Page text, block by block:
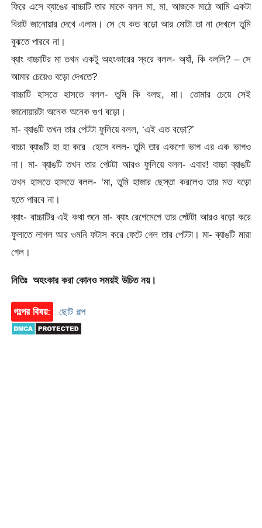
ফিরে এসে ব্যাঙের বাচ্চাটি তার মাকে বলল মা, মা, আজকে মাঠে আমি একটা
বিরাট জানোয়ার দেখে এলাম। সে যে কত বড়ো আর মোটা তা না দেখলে তুমি
বুঝতে পারবে না।
ব্যাং বাচ্চাটির মা তখন একটু অহংকারের স্বরে বলল- অ্যাঁ, কি বললি? – সে
আমার চেয়েও বড়ো দেখতে?
বাচ্চাটি হাসতে হাসতে বলল- তুমি কি বলছ, মা। তোমার চেয়ে সেই
জানোয়ারটা অনেক অনেক গুণ বড়ো।
মা- ব্যাঙটি তখন তার পেটটা ফুলিয়ে বলল, ‘এই এত বড়ো?’
বাচ্চা ব্যাঙটি হা হা করে হেসে বলল- তুমি তার একশো ভাগ এর এক ভাগও
না। মা- ব্যাঙটি তখন তার পেটটা আরও ফুলিয়ে বলল- এবার! বাচ্চা ব্যাঙটি
তখন হাসতে হাসতে বলল- ‘মা, তুমি হাজার ছেস্তা করলেও তার মত বড়ো
হতে পারবে না।
ব্যাং- বাচ্চাটির এই কথা শুনে মা- ব্যাং রেগেমেগে তার পেটটা আরও বড়ো করে
ফুলাতে লাগল আর ওমনি ফটাস করে ফেটে গেল তার পেটটা। মা- ব্যাঙটি মারা
গেল।
নিতিঃ অহংকার করা কোনও সময়ই উচিত নয়।
গল্পের বিষয়: ছোট গল্প